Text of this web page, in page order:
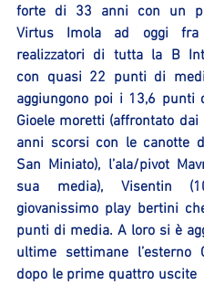
forte di 33 anni con un
Virtus Imola ad oggi
realizzatori di tutta la B
con quasi 22 punti di
aggiungono poi i 13,6 punti
Gioele moretti (affrontato dai
anni scorsi con le canotte
San Miniato), l’ala/pivot
sua media), Visentin
giovanissimo play bertini
punti di media. A loro si è
ultime settimane l’esterno
dopo le prime quattro uscite